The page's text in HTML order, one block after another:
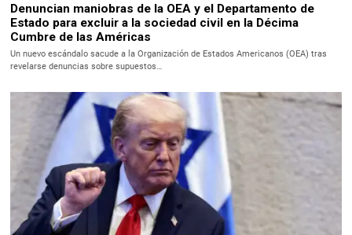
Denuncian maniobras de la OEA y el Departamento de
Estado para excluir a la sociedad civil en la Décima
Cumbre de las Américas
Un nuevo escándalo sacude a la Organización de Estados Americanos (OEA) tras
revelarse denuncias sobre supuestos…